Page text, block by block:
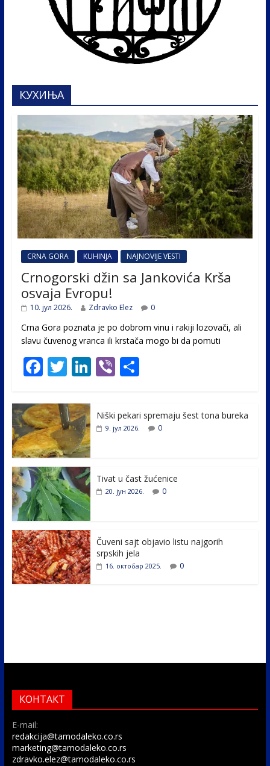
КУХИЊА
CRNA GORA KUHINJA NAJNOVIJE VESTI
Crnogorski džin sa Jankovića Krša
osvaja Evropu!
10. јул 2026. Zdravko Elez 0
Crna Gora poznata je po dobrom vinu i rakiji lozovači, ali
slavu čuvenog vranca ili krstača mogo bi da pomuti
F
e
b
o
o
k
T
itt
er
Li
e
Vi
er
S
e
Niški pekari spremaju šest tona bureka
9. јул 2026. 0
Tivat u čast žućenice
20. јун 2026. 0
Čuveni sajt objavio listu najgorih
srpskih jela
16. октобар 2025. 0
КОНТАКТ
E-mail:
redakcija@tamodaleko.co.rs
marketing@tamodaleko.co.rs
zdravko.elez@tamodaleko.co.rs